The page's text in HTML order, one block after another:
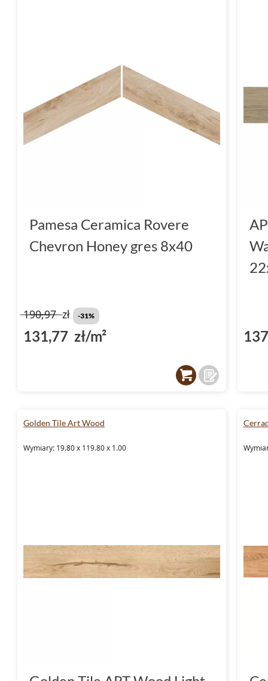
Pamesa Ceramica Rovere
Chevron Honey gres 8x40
190,97zł -31%
131,77 zł/m²
Golden Tile Art Wood
Wymiary: 19.80 x 119.80 x 1.00